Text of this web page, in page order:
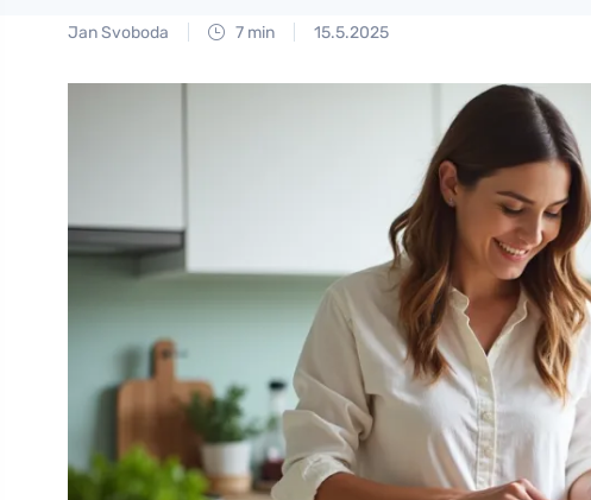
Jan Svoboda 7 min 15.5.2025